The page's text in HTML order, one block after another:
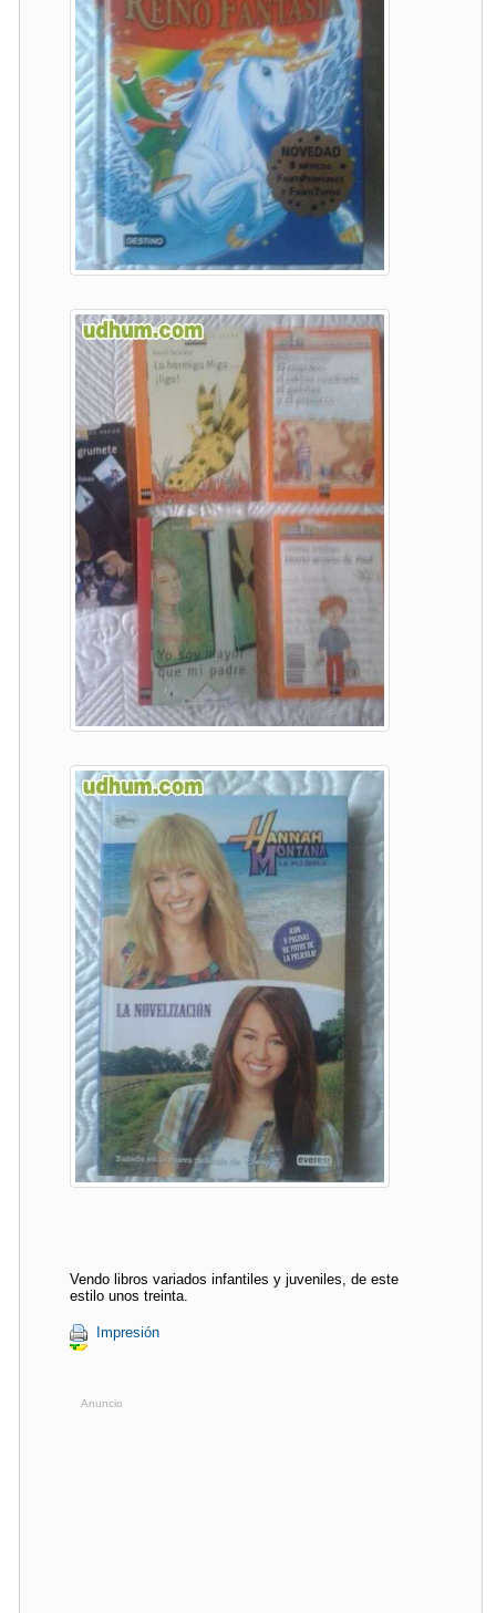
Vendo libros variados infantiles y juveniles, de este
estilo unos treinta.
Impresión
Anuncio